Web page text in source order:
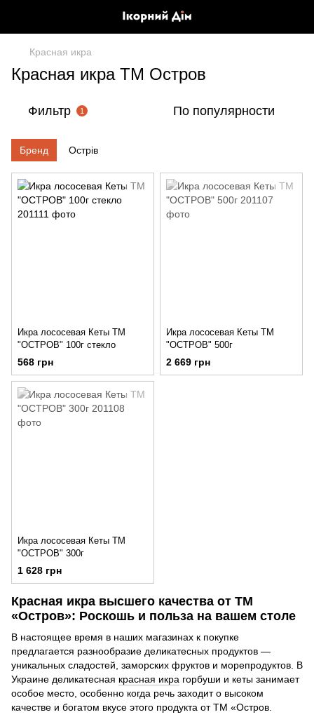
Красная икра
Красная икра ТМ Остров
Фильтр 1 По популярности
Бренд Острів
Икра лососевая Кеты ТМ
"ОСТРОВ" 100г стекло
568 грн
Икра лососевая Кеты ТМ
"ОСТРОВ" 500г
2 669 грн
Икра лососевая Кеты ТМ
"ОСТРОВ" 300г
1 628 грн
Красная икра высшего качества от ТМ
«Остров»: Роскошь и польза на вашем столе
В настоящее время в наших магазинах к покупке
предлагается разнообразие деликатесных продуктов —
уникальных сладостей, заморских фруктов и морепродуктов. В
Украине деликатесная красная икра горбуши и кеты занимает
особое место, особенно когда речь заходит о высоком
качестве и богатом вкусе этого продукта от ТМ «Остров.